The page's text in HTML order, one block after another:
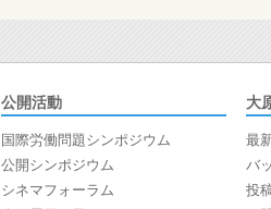
公開活動
国際労働問題シンポジウム
公開シンポジウム
シネマフォーラム
大
最
バ
投